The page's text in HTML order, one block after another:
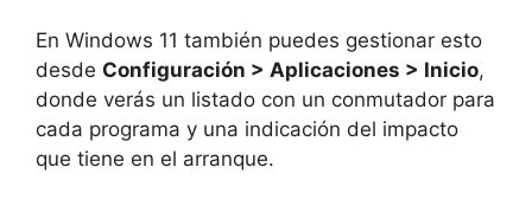
En Windows 11 también puedes gestionar esto
desde Configuración > Aplicaciones > Inicio,
donde verás un listado con un conmutador para
cada programa y una indicación del impacto
que tiene en el arranque.